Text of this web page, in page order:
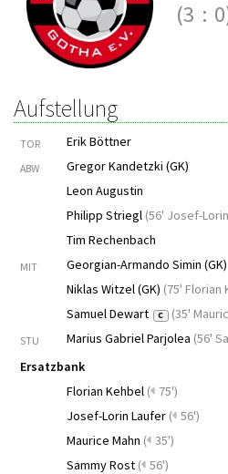
(3 :
Aufstellung
TOR Erik Böttner
ABW
Gregor Kandetzki (GK)
Leon Augustin
Philipp Striegl (56' Josef-
Tim Rechenbach
MIT
Georgian-Armando Simin (GK)
Niklas Witzel (GK) (75' Florian
Samuel Dewart
C (35'
STU Marius Gabriel Parjolea (56'
Ersatzbank
Florian Kehbel ( 75')
Josef-Lorin Laufer ( 56')
Maurice Mahn ( 35')
Sammy Rost ( 56')